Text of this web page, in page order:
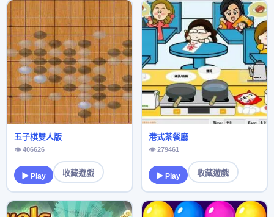
五子棋雙人版
👁 406626
▶ Play 收藏遊戲
港式茶餐廳
👁 279461
▶ Play 收藏遊戲